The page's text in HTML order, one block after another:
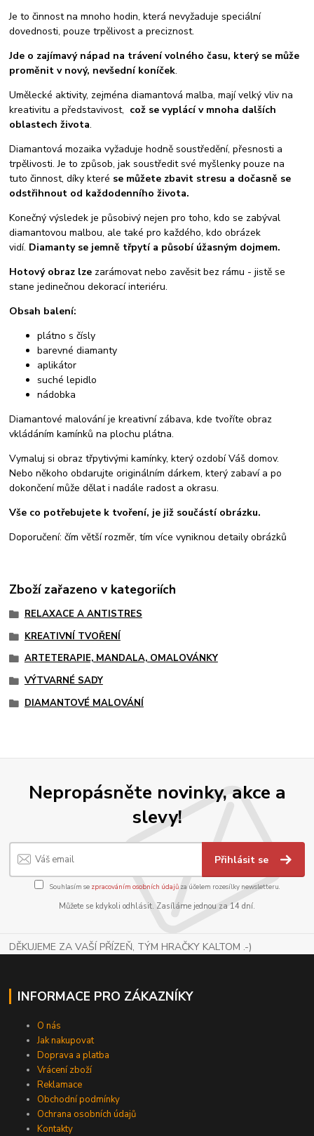
Je to činnost na mnoho hodin, která nevyžaduje speciální
dovednosti, pouze trpělivost a preciznost.
Jde o zajímavý nápad na trávení volného času, který se může
proměnit v nový, nevšední koníček.
Umělecké aktivity, zejména diamantová malba, mají velký vliv na
kreativitu a představivost, což se vyplácí v mnoha dalších
oblastech života.
Diamantová mozaika vyžaduje hodně soustředění, přesnosti a
trpělivosti. Je to způsob, jak soustředit své myšlenky pouze na
tuto činnost, díky které se můžete zbavit stresu a dočasně se
odstřihnout od každodenního života.
Konečný výsledek je působivý nejen pro toho, kdo se zabýval
diamantovou malbou, ale také pro každého, kdo obrázek
vidí. Diamanty se jemně třpytí a působí úžasným dojmem.
Hotový obraz lze zarámovat nebo zavěsit bez rámu - jistě se
stane jedinečnou dekorací interiéru.
Obsah balení:
plátno s čísly
barevné diamanty
aplikátor
suché lepidlo
nádobka
Diamantové malování je kreativní zábava, kde tvoříte obraz
vkládáním kamínků na plochu plátna.
Vymaluj si obraz třpytivými kamínky, který ozdobí Váš domov.
Nebo někoho obdarujte originálním dárkem, který zabaví a po
dokončení může dělat i nadále radost a okrasu.
Vše co potřebujete k tvoření, je již součástí obrázku.
Doporučení: čím větší rozměr, tím více vyniknou detaily obrázků
Zboží zařazeno v kategoriích
RELAXACE A ANTISTRES
KREATIVNÍ TVOŘENÍ
ARTETERAPIE, MANDALA, OMALOVÁNKY
VÝTVARNÉ SADY
DIAMANTOVÉ MALOVÁNÍ
Nepropásněte novinky, akce a
slevy!
Přihlásit se
Souhlasím se zpracováním osobních údajůza účelem rozesílky newsletteru.
Můžete se kdykoli odhlásit. Zasíláme jednou za 14 dní.
DĚKUJEME ZA VAŠÍ PŘÍZEŇ, TÝM HRAČKY KALTOM .-)
INFORMACE PRO ZÁKAZNÍKY
O nás
Jak nakupovat
Doprava a platba
Vrácení zboží
Reklamace
Obchodní podmínky
Ochrana osobních údajů
Kontakty